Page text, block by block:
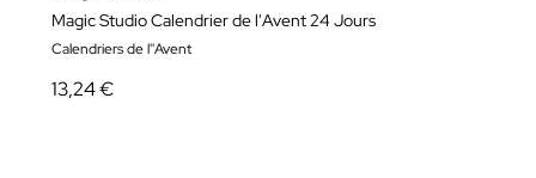
Magic Studio Calendrier de l'Avent 24 Jours
Calendriers de l''Avent
13,24 €